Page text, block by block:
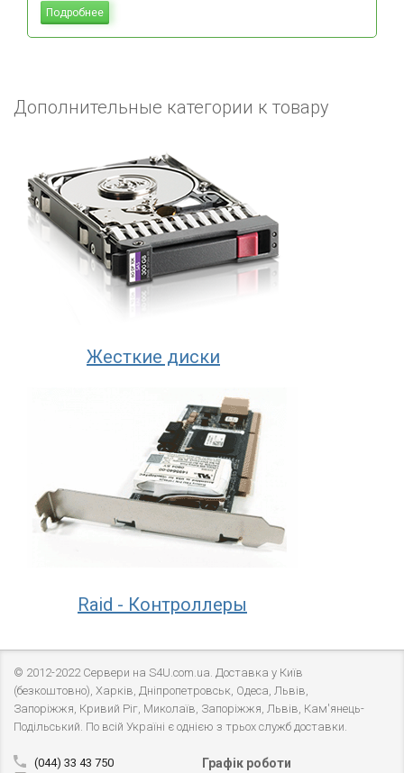
Подробнее
Дополнительные категории к товару
Жесткие диски
Raid - Контроллеры
© 2012-2022 Сервери на S4U.com.ua. Доставка у Київ
(безкоштовно), Харків, Дніпропетровськ, Одеса, Львів,
Запоріжжя, Кривий Ріг, Миколаїв, Запоріжжя, Львів, Кам'янець-
Подільський. По всій Україні є однією з трьох служб доставки.
(044) 33 43 750 Графік роботи